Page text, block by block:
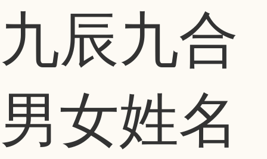
九辰九合
男女姓名